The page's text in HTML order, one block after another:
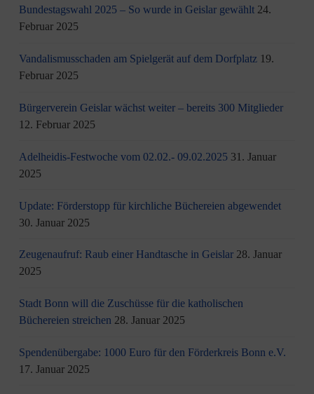
Bundestagswahl 2025 – So wurde in Geislar gewählt 24.
Februar 2025
Vandalismusschaden am Spielgerät auf dem Dorfplatz 19.
Februar 2025
Bürgerverein Geislar wächst weiter – bereits 300 Mitglieder
12. Februar 2025
Adelheidis-Festwoche vom 02.02.- 09.02.2025 31. Januar
2025
Update: Förderstopp für kirchliche Büchereien abgewendet
30. Januar 2025
Zeugenaufruf: Raub einer Handtasche in Geislar 28. Januar
2025
Stadt Bonn will die Zuschüsse für die katholischen
Büchereien streichen 28. Januar 2025
Spendenübergabe: 1000 Euro für den Förderkreis Bonn e.V.
17. Januar 2025